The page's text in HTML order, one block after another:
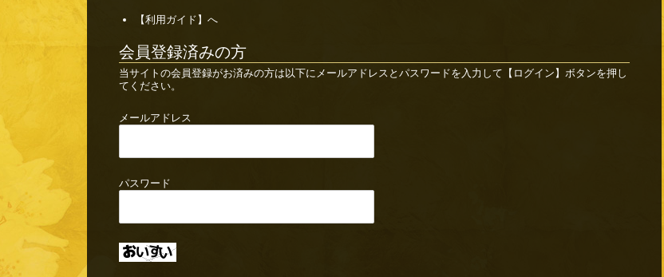
【利用ガイド】へ
会員登録済みの方
当サイトの会員登録がお済みの方は以下にメールアドレスとパスワードを入力して【ログイン】ボタンを押し
てください。
メールアドレス
パスワード